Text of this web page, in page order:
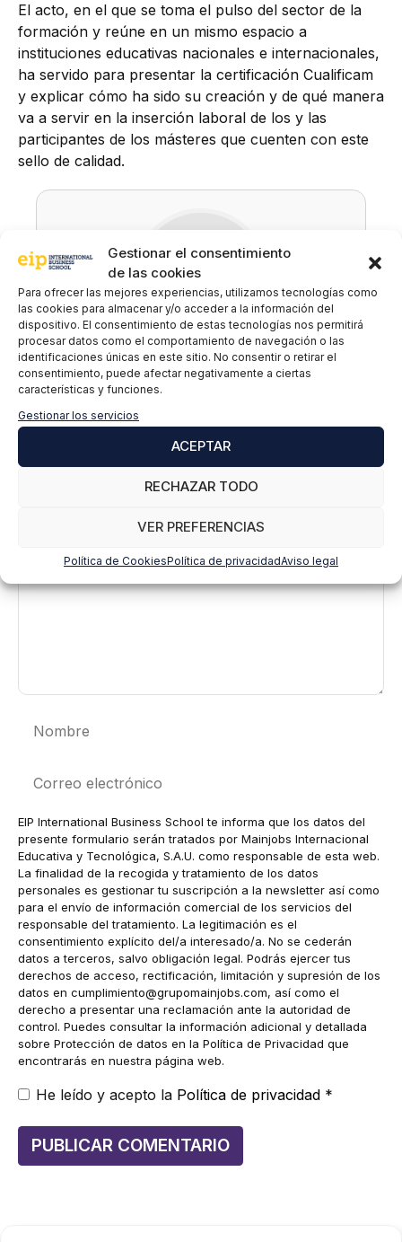
Gestionar el consentimiento
de las cookies
Para ofrecer las mejores experiencias, utilizamos tecnologías como
las cookies para almacenar y/o acceder a la información del
dispositivo. El consentimiento de estas tecnologías nos permitirá
procesar datos como el comportamiento de navegación o las
identificaciones únicas en este sitio. No consentir o retirar el
consentimiento, puede afectar negativamente a ciertas
características y funciones.
Gestionar los servicios
ACEPTAR
RECHAZAR TODO
VER PREFERENCIAS
Política de CookiesPolítica de privacidadAviso legal
El acto, en el que se toma el pulso del sector de la
formación y reúne en un mismo espacio a
instituciones educativas nacionales e internacionales,
ha servido para presentar la certificación Cualificam
y explicar cómo ha sido su creación y de qué manera
va a servir en la inserción laboral de los y las
participantes de los másteres que cuenten con este
sello de calidad.
EIP
Deja un comentario
electrónico
EIP International Business School te informa que los datos del
presente formulario serán tratados por Mainjobs Internacional
Educativa y Tecnológica, S.A.U. como responsable de esta web.
La finalidad de la recogida y tratamiento de los datos
personales es gestionar tu suscripción a la newsletter así como
para el envío de información comercial de los servicios del
responsable del tratamiento. La legitimación es el
consentimiento explícito del/a interesado/a. No se cederán
datos a terceros, salvo obligación legal. Podrás ejercer tus
derechos de acceso, rectificación, limitación y supresión de los
datos en cumplimiento@grupomainjobs.com, así como el
derecho a presentar una reclamación ante la autoridad de
control. Puedes consultar la información adicional y detallada
sobre Protección de datos en la Política de Privacidad que
encontrarás en nuestra página web.
He leído y acepto la Política de privacidad *